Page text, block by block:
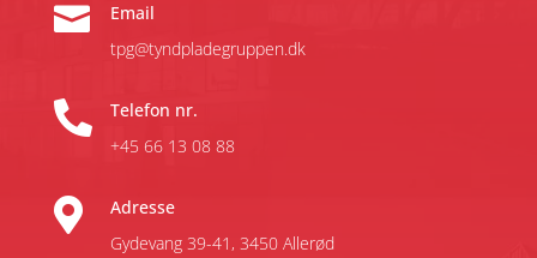

Email
tpg@tyndpladegruppen.dk

Telefon nr.
+45 66 13 08 88

Adresse
Gydevang 39-41, 3450 Allerød